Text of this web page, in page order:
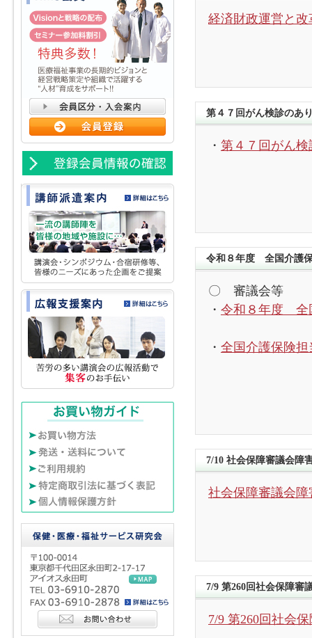
経済財政運営と
第４７回がん検診のあ
・ 第４７回がん
令和８年度 全国介護
〇 審議会等
・ 令和８年度 全
・ 全国介護保険
7/10 社会保障審議会障
社会保障審議会
7/9 第260回社会保障審
7/9 第260回社会